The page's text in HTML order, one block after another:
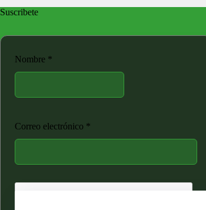
Suscribete
Nombre *
Correo electrónico *